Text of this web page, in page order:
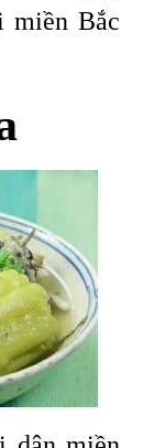
miền Bắc